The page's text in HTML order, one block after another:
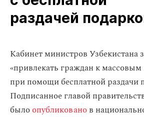
раздачей
Кабинет министров Узбекистана
«привлекать граждан к
при помощи бесплатной раздачи
Подписанное главой
былоопубликованов